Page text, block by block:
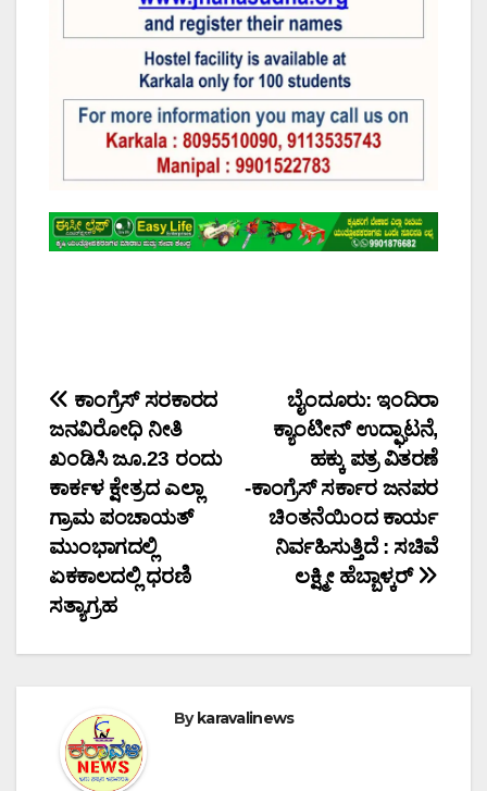
Post
navigation
ಬೈಂದೂರು: ಇಂದಿರಾ
ಕ್ಯಾಂಟೀನ್ ಉದ್ಘಾಟನೆ,
ಹಕ್ಕು ಪತ್ರ ವಿತರಣೆ
-ಕಾಂಗ್ರೆಸ್ ಸರ್ಕಾರ ಜನಪರ
ಚಿಂತನೆಯಿಂದ ಕಾರ್ಯ
ನಿರ್ವಹಿಸುತ್ತಿದೆ : ಸಚಿವೆ
ಲಕ್ಷ್ಮೀ ಹೆಬ್ಬಾಳ್ಕರ್
ಕಾಂಗ್ರೆಸ್‌ ಸರಕಾರದ
ಜನವಿರೋಧಿ ನೀತಿ
ಖಂಡಿಸಿ ಜೂ.23 ರಂದು
ಕಾರ್ಕಳ ಕ್ಷೇತ್ರದ ಎಲ್ಲಾ
ಗ್ರಾಮ ಪಂಚಾಯತ್‌
ಮುಂಭಾಗದಲ್ಲಿ
ಏಕಕಾಲದಲ್ಲಿ ಧರಣಿ
ಸತ್ಯಾಗ್ರಹ
Bykaravalinews